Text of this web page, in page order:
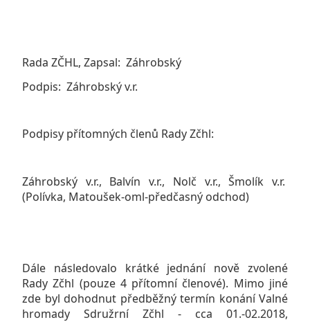
Rada ZČHL, Zapsal: Záhrobský
Podpis: Záhrobský v.r.
Podpisy přítomných členů Rady Zčhl:
Záhrobský v.r., Balvín v.r., Nolč v.r., Šmolík v.r.
(Polívka, Matoušek-oml-předčasný odchod)
Dále následovalo krátké jednání nově zvolené
Rady Zčhl (pouze 4 přítomní členové). Mimo jiné
zde byl dohodnut předběžný termín konání Valné
hromady Sdružrní Zčhl - cca 01.-02.2018,